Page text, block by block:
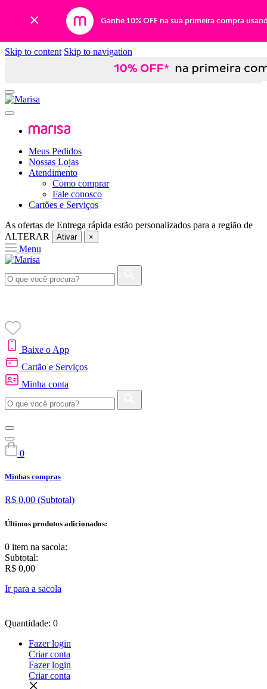
Ganhe 10% OFF na sua primeira compra
Skip to content Skip to navigation
Meus Pedidos
Nossas Lojas
Atendimento
Como comprar
Fale conosco
Cartões e Serviços
As ofertas de Entrega rápida estão personalizados para a região de
ALTERAR
Ativar ×
Menu
Baixe o App
Cartão e Serviços
Minha conta
0
Minhas compras
R$ 0,00 (Subtotal)
Últimos produtos adicionados:
0 item na sacola:
Subtotal:
R$ 0,00
Ir para a sacola
Quantidade: 0
Fazer login
Criar conta
Fazer login
Criar conta